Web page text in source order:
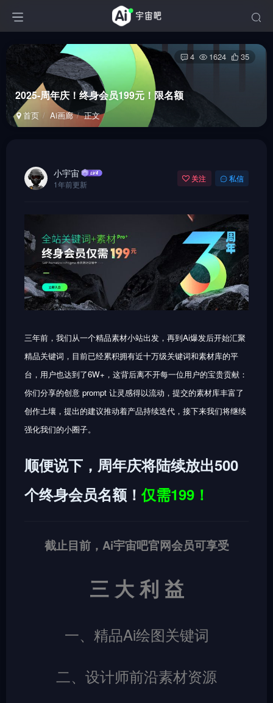
2025-周年庆！终身会员199元！限名额
首页 Ai画廊 正文
4 1624 35
小宇宙
1年前更新
关注 私信
三年前，我们从一个精品素材小站出发，再到Ai爆发后开始汇聚
精品关键词，目前已经累积拥有近十万级关键词和素材库的平
台，用户也达到了6W+，这背后离不开每一位用户的宝贵贡献：
你们分享的创意 prompt 让灵感得以流动，提交的素材库丰富了
创作土壤，提出的建议推动着产品持续迭代，接下来我们将继续
强化我们的小圈子。
顺便说下，周年庆将陆续放出500
个终身会员名额！仅需199！
截止目前，Ai宇宙吧官网会员可享受
三 大 利 益
一、精品Ai绘图关键词
二、设计师前沿素材资源